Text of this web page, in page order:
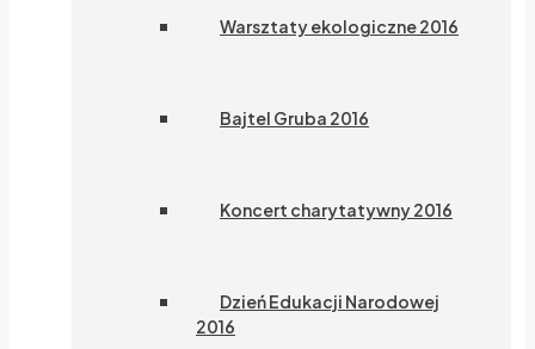
Warsztaty ekologiczne 2016
Bajtel Gruba 2016
Koncert charytatywny 2016
Dzień Edukacji Narodowej
2016